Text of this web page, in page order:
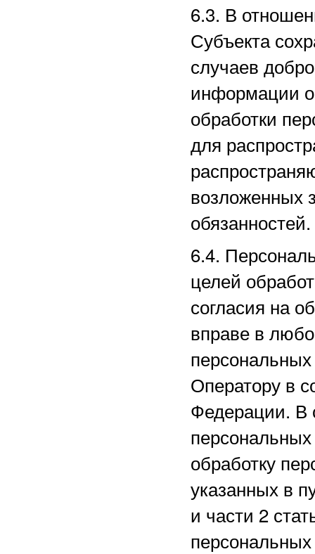
6.3. В
Субъекта
случаев
информации
обработки
для
возложенных
обязанностей.
6.4.
целей
согласия на
вправе в
Оператору в
Федерации. В
обработку
указанных в
и части 2